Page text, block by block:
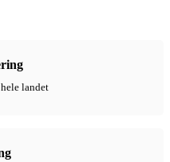
landet